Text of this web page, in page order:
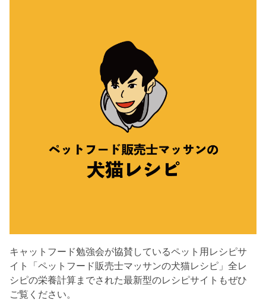
キャットフード勉強会が協賛しているペット用レシピサ
イト「ペットフード販売士マッサンの犬猫レシピ」全レ
シピの栄養計算までされた最新型のレシピサイトもぜひ
ご覧ください。